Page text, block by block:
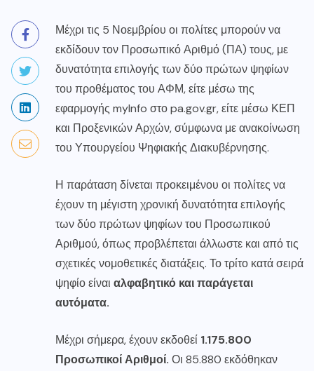
Μέχρι τις 5 Νοεμβρίου οι πολίτες μπορούν να
εκδίδουν τον Προσωπικό Αριθμό (ΠΑ) τους, με
δυνατότητα επιλογής των δύο πρώτων ψηφίων
του προθέματος του ΑΦΜ, είτε μέσω της
εφαρμογής myInfo στοpa.gov.gr, είτε μέσω ΚΕΠ
και Προξενικών Αρχών, σύμφωνα με ανακοίνωση
του Υπουργείου Ψηφιακής Διακυβέρνησης.
Η παράταση δίνεται προκειμένου οι πολίτες να
έχουν τη μέγιστη χρονική δυνατότητα επιλογής
των δύο πρώτων ψηφίων του Προσωπικού
Αριθμού, όπως προβλέπεται άλλωστε και από τις
σχετικές νομοθετικές διατάξεις. Το τρίτο κατά σειρά
ψηφίο είναι αλφαβητικό και παράγεται
αυτόματα.
Μέχρι σήμερα, έχουν εκδοθεί 1.175.800
Προσωπικοί Αριθμοί. Οι 85.880 εκδόθηκαν